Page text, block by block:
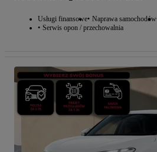
Usługi finansowe Naprawa samochodów
Serwis opon / przechowalnia